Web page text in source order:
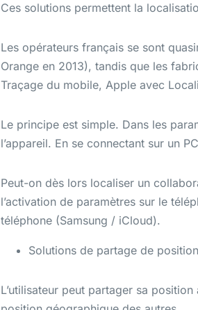
Ces solutions permettent la
Les opérateurs français se sont
Orange en 2013), tandis que les
Traçage du mobile, Apple avec
Le principe est simple. Dans les
l’appareil. En se connectant sur un
Peut-on dès lors localiser un
l’activation de paramètres sur le
téléphone (Samsung / iCloud).
Solutions de partage de position
L’utilisateur peut partager sa